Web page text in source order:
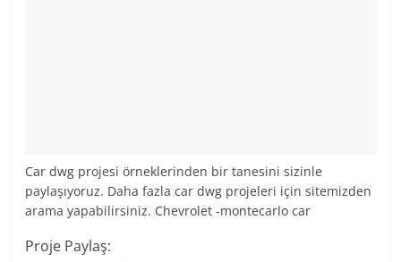
Car dwg projesi örneklerinden bir tanesini sizinle
paylaşıyoruz. Daha fazla car dwg projeleri için sitemizden
arama yapabilirsiniz. Chevrolet -montecarlo car
Proje Paylaş: